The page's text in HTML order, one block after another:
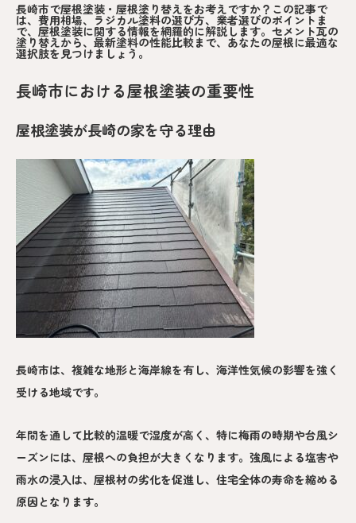
長崎市で屋根塗装・屋根塗り替えをお考えですか？この記事で
は、費用相場、ラジカル塗料の選び方、業者選びのポイントま
で、屋根塗装に関する情報を網羅的に解説します。セメント瓦の
塗り替えから、最新塗料の性能比較まで、あなたの屋根に最適な
選択肢を見つけましょう。
長崎市における屋根塗装の重要性
屋根塗装が長崎の家を守る理由
長崎市は、複雑な地形と海岸線を有し、海洋性気候の影響を強く
受ける地域です。
年間を通して比較的温暖で湿度が高く、特に梅雨の時期や台風シ
ーズンには、屋根への負担が大きくなります。強風による塩害や
雨水の浸入は、屋根材の劣化を促進し、住宅全体の寿命を縮める
原因となります。